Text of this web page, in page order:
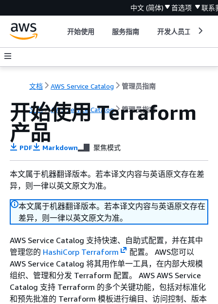
中文 (简体) 首选项 联系
开始使用 服务指南 开发人员工具
文档 AWS Service Catalog 管理员指南
文档 AWS Service Catalog 管理员指南
开始使用 Terraform
产品
PDF Markdown 聚焦模式
本文属于机器翻译版本。若本译文内容与英语原文存在差
异，则一律以英文原文为准。
本文属于机器翻译版本。若本译文内容与英语原文存在
差异，则一律以英文原文为准。
AWS Service Catalog 支持快速、自助式配置，并在其中
管理您的 HashiCorp Terraform
配置。 AWS您可以
AWS Service Catalog 将其用作单一工具，在内部大规模
组织、管理和分发 Terraform 配置。 AWS AWS Service
Catalog 支持 Terraform 的多个关键功能，包括对标准化
和预先批准的 Terraform 模板进行编目、访问控制、版本